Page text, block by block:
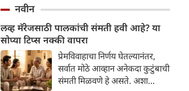
नवीन
लव्ह मॅरेजसाठी पालकांची संमती हवी आहे? या
सोप्या टिप्स नक्की वापरा
प्रेमविवाहाचा निर्णय घेतल्यानंतर,
सर्वात मोठे आव्हान अनेकदा कुटुंबाची
संमती मिळवणे हे असते. अशा